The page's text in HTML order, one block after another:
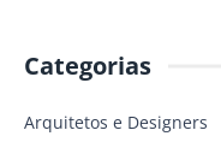
Categorias
Arquitetos e Designers